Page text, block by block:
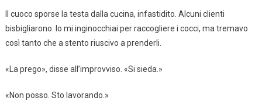
Il cuoco sporse la testa dalla cucina, infastidito. Alcuni clienti
bisbigliarono. Io mi inginocchiai per raccogliere i cocci, ma tremavo
così tanto che a stento riuscivo a prenderli.
«La prego», disse all’improvviso. «Si sieda.»
«Non posso. Sto lavorando.»